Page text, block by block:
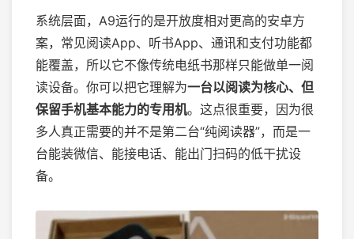
系统层面，A9运行的是开放度相对更高的安卓方
案，常见阅读App、听书App、通讯和支付功能都
能覆盖，所以它不像传统电纸书那样只能做单一阅
读设备。你可以把它理解为一台以阅读为核心、但
保留手机基本能力的专用机。这点很重要，因为很
多人真正需要的并不是第二台“纯阅读器”，而是一
台能装微信、能接电话、能出门扫码的低干扰设
备。